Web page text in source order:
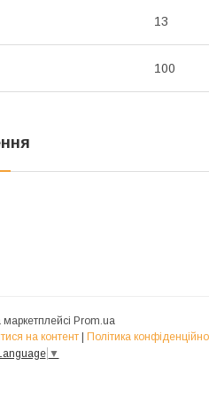
13
100
Prom.ua
на контент | Політика
▼